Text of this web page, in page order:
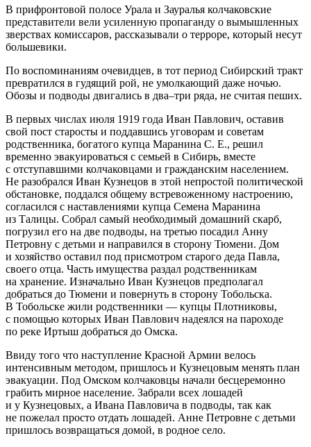
В прифронтовой полосе Урала и Зауралья колчаковские
представители вели усиленную пропаганду о вымышленных
зверствах комиссаров, рассказывали о терроре, который несут
большевики.
По воспоминаниям очевидцев, в тот период Сибирский тракт
превратился в гудящий рой, не умолкающий даже ночью.
Обозы и подводы двигались в два–три ряда, не считая пеших.
В первых числах июля 1919 года Иван Павлович, оставив
свой пост старосты и поддавшись уговорам и советам
родственника, богатого купца Маранина С. Е., решил
временно эвакуироваться с семьей в Сибирь, вместе
с отступавшими колчаковцами и гражданским населением.
Не разобрался Иван Кузнецов в этой непростой политической
обстановке, поддался общему встревоженному настроению,
согласился с наставлениями купца Семена Маранина
из Талицы. Собрал самый необходимый домашний скарб,
погрузил его на две подводы, на третью посадил Анну
Петровну с детьми и направился в сторону Тюмени. Дом
и хозяйство оставил под присмотром старого деда Павла,
своего отца. Часть имущества раздал родственникам
на хранение. Изначально Иван Кузнецов предполагал
добраться до Тюмени и повернуть в сторону Тобольска.
В Тобольске жили родственники — купцы Плотниковы,
с помощью которых Иван Павлович надеялся на пароходе
по реке Иртыш добраться до Омска.
Ввиду того что наступление Красной Армии велось
интенсивным методом, пришлось и Кузнецовым менять план
эвакуации. Под Омском колчаковцы начали бесцеремонно
грабить мирное население. Забрали всех лошадей
и у Кузнецовых, а Ивана Павловича в подводы, так как
не пожелал просто отдать лошадей. Анне Петровне с детьми
пришлось возвращаться домой, в родное село.